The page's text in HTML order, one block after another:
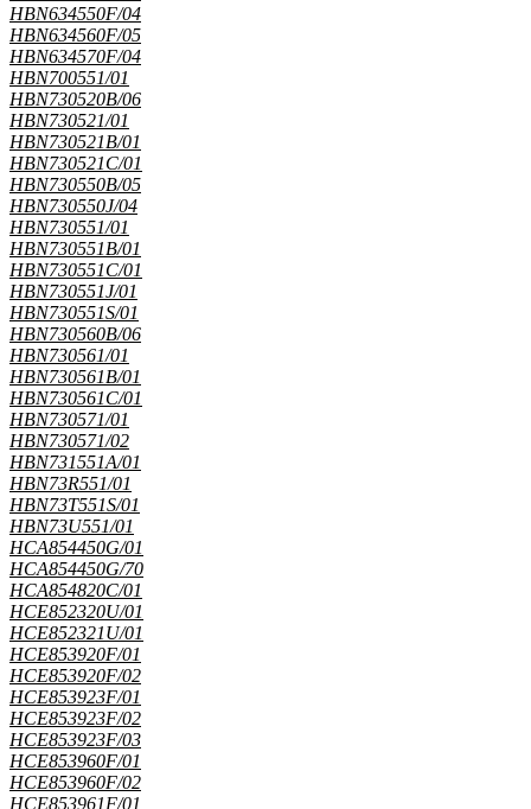
HBN634550F/04
HBN634560F/05
HBN634570F/04
HBN700551/01
HBN730520B/06
HBN730521/01
HBN730521B/01
HBN730521C/01
HBN730550B/05
HBN730550J/04
HBN730551/01
HBN730551B/01
HBN730551C/01
HBN730551J/01
HBN730551S/01
HBN730560B/06
HBN730561/01
HBN730561B/01
HBN730561C/01
HBN730571/01
HBN730571/02
HBN731551A/01
HBN73R551/01
HBN73T551S/01
HBN73U551/01
HCA854450G/01
HCA854450G/70
HCA854820C/01
HCE852320U/01
HCE852321U/01
HCE853920F/01
HCE853920F/02
HCE853923F/01
HCE853923F/02
HCE853923F/03
HCE853960F/01
HCE853960F/02
HCE853961F/01